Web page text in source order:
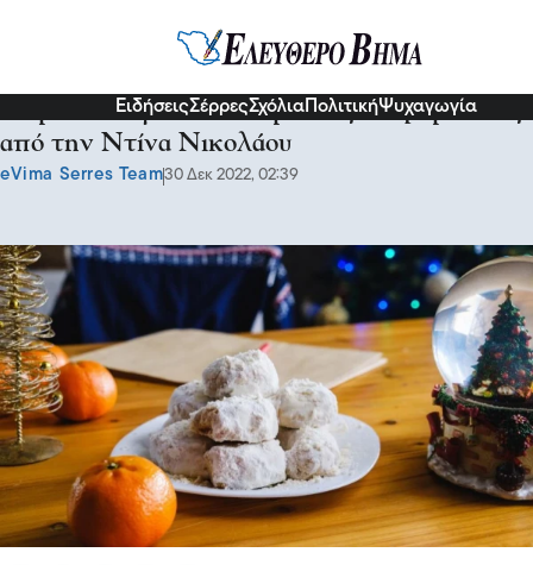
ΕιδήσειςΣέρρεςΣχόλια ΠολιτικήΨυχαγωγία
10 μυστικά για επιτυχημένους κουραμπιέδες
από την Ντίνα Νικολάου
eVima Serres Team30 Δεκ 2022, 02:39